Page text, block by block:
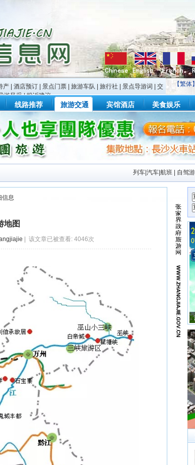
【繁体
产 酒店预订 景点门票 旅游车队 旅行社 景点导游词
交
游风采|投诉建议
线路推荐 旅游交通 宾馆酒店 美食娱乐
列车|汽车|航班 自驾
信息
地图
| 该文章已被查看: 4046次